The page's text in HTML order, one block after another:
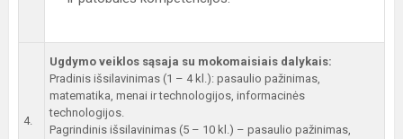
4.
Ugdymo veiklos sąsaja su mokomaisiais dalykais:
Pradinis išsilavinimas (1 – 4 kl.): pasaulio pažinimas,
matematika, menai ir technologijos, informacinės
technologijos.
Pagrindinis išsilavinimas (5 – 10 kl.) – pasaulio pažinimas,